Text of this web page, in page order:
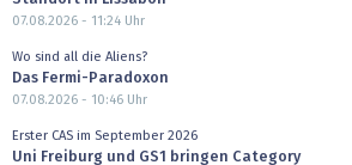
07.08.2026 - 11:24Uhr
Wo sind all die Aliens?
Das Fermi-Paradoxon
07.08.2026 - 10:46Uhr
Erster CAS im September 2026
Uni Freiburg und GS1 bringen Category